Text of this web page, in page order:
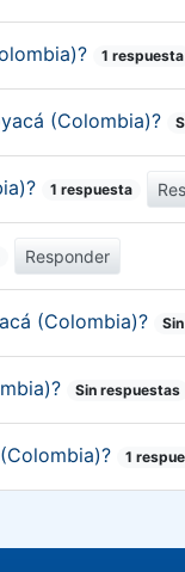
1 respuesta
(Colombia)?
1 respuesta
Responder
(Colombia)?
Sin respuestas
1